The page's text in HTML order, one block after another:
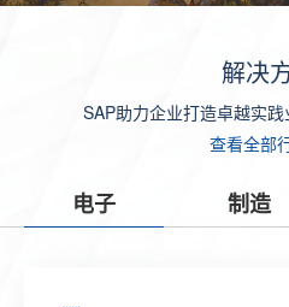
解决
SAP助力企业打造卓越实
查看全部
电子 制造